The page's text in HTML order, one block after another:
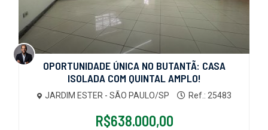
OPORTUNIDADE ÚNICA NO BUTANTÃ: CASA
ISOLADA COM QUINTAL AMPLO!
JARDIM ESTER - SÃO PAULO/SP Ref.: 25483
R$638.000,00